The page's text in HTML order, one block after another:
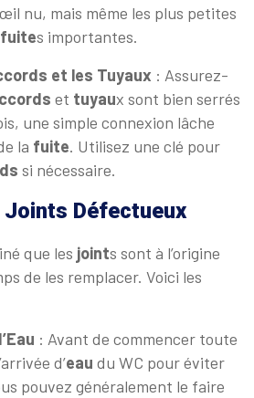
nu, mais même les plus petites
fuites importantes.
et les Tuyaux : Assurez-
et tuyaux sont bien serrés
une simple connexion lâche
la fuite. Utilisez une clé pour
si nécessaire.
Joints Défectueux
que les joints sont à l’origine
de les remplacer. Voici les
: Avant de commencer toute
d’eau du WC pour éviter
pouvez généralement le faire